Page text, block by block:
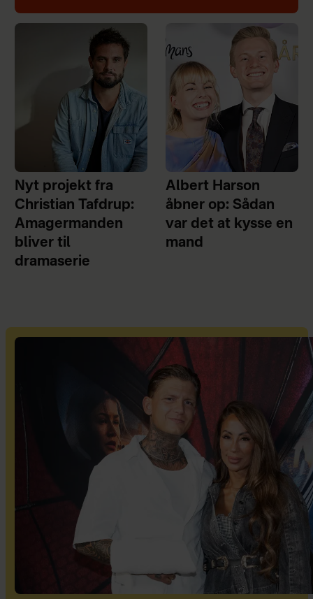
Nyt projekt fra
Christian Tafdrup:
Amagermanden
bliver til
dramaserie
Albert Harson
åbner op: Sådan
var det at kysse en
mand